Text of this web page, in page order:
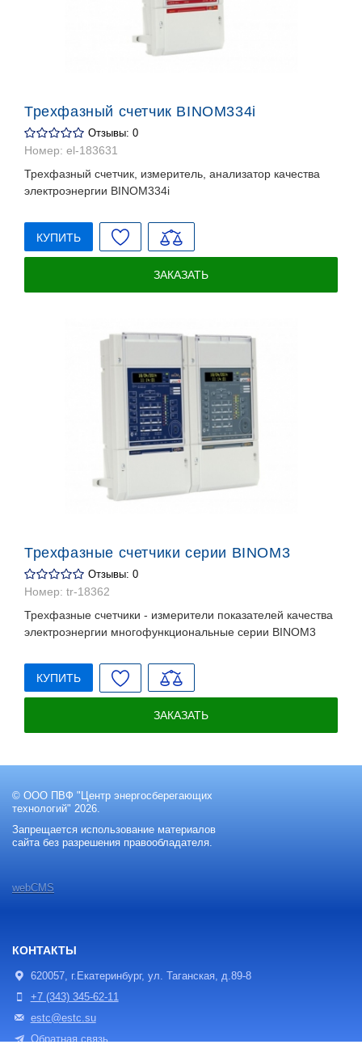
Трехфазный счетчик BINOM334i
Отзывы: 0
Номер: el-183631
Трехфазный счетчик, измеритель, анализатор качества
электроэнергии BINOM334i
КУПИТЬ
ЗАКАЗАТЬ
Трехфазные счетчики серии BINOM3
Отзывы: 0
Номер: tr-18362
Трехфазные счетчики - измерители показателей качества
электроэнергии многофункциональные серии BINOM3
КУПИТЬ
ЗАКАЗАТЬ
© ООО ПВФ "Центр энергосберегающих
технологий" 2026.
Запрещается использование материалов
сайта без разрешения правообладателя.
webCMS
КОНТАКТЫ
620057, г.Екатеринбург, ул. Таганская, д.89-8
+7 (343) 345-62-11
estc@estc.su
Обратная связь